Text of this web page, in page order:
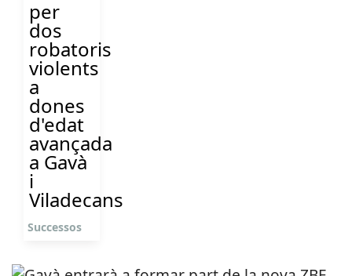
per
dos
robatoris
violents
a
dones
d'edat
avançada
a Gavà
i
Viladecans
Successos